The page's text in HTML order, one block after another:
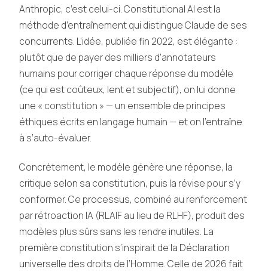
Anthropic, c’est celui-ci. Constitutional AI est la
méthode d’entraînement qui distingue Claude de ses
concurrents. L’idée, publiée fin 2022, est élégante :
plutôt que de payer des milliers d’annotateurs
humains pour corriger chaque réponse du modèle
(ce qui est coûteux, lent et subjectif), on lui donne
une « constitution » — un ensemble de principes
éthiques écrits en langage humain — et on l’entraîne
à s’auto-évaluer.
Concrètement, le modèle génère une réponse, la
critique selon sa constitution, puis la révise pour s’y
conformer. Ce processus, combiné au renforcement
par rétroaction IA (RLAIF au lieu de RLHF), produit des
modèles plus sûrs sans les rendre inutiles. La
première constitution s’inspirait de la Déclaration
universelle des droits de l’Homme. Celle de 2026 fait